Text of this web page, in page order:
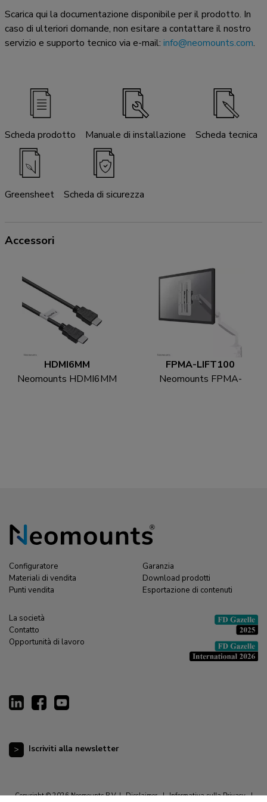
Scarica qui la documentazione disponibile per il prodotto. In
caso di ulteriori domande, non esitare a contattare il nostro
servizio e supporto tecnico via e-mail: info@neomounts.com.
Scheda prodotto Manuale di installazione Scheda tecnica
Greensheet Scheda di sicurezza
Accessori
HDMI6MM
Neomounts HDMI6MM
FPMA-LIFT100
Neomounts FPMA-
Configuratore
Materiali di vendita
Punti vendita
Garanzia
Download prodotti
Esportazione di contenuti
La società
Contatto
Opportunità di lavoro
Iscriviti alla newsletter
Copyright © 2026 Neomounts B.V. | Disclaimer | Informativa sulla Privacy |